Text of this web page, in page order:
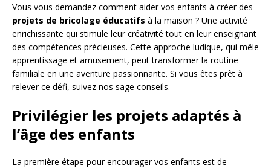
Vous vous demandez comment aider vos enfants à créer des
projets de bricolage éducatifs à la maison ? Une activité
enrichissante qui stimule leur créativité tout en leur enseignant
des compétences précieuses. Cette approche ludique, qui mêle
apprentissage et amusement, peut transformer la routine
familiale en une aventure passionnante. Si vous êtes prêt à
relever ce défi, suivez nos sage conseils.
Privilégier les projets adaptés à
l’âge des enfants
La première étape pour encourager vos enfants est de